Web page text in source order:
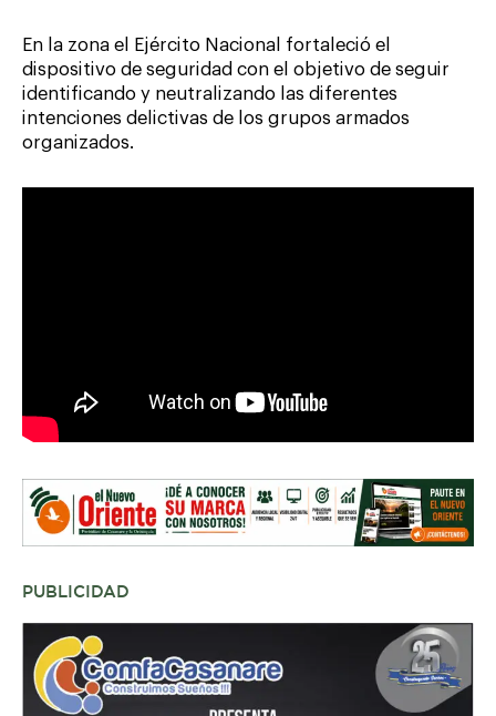
En la zona el Ejército Nacional fortaleció el
dispositivo de seguridad con el objetivo de seguir
identificando y neutralizando las diferentes
intenciones delictivas de los grupos armados
organizados.
PUBLICIDAD